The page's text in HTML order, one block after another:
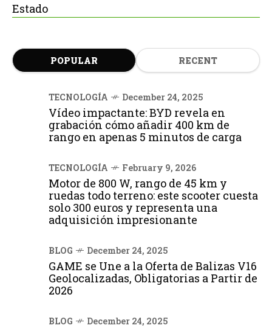
Estado
POPULAR RECENT
TECNOLOGÍA December 24, 2025
Vídeo impactante: BYD revela en
grabación cómo añadir 400 km de
rango en apenas 5 minutos de carga
TECNOLOGÍA February 9, 2026
Motor de 800 W, rango de 45 km y
ruedas todo terreno: este scooter cuesta
solo 300 euros y representa una
adquisición impresionante
BLOG December 24, 2025
GAME se Une a la Oferta de Balizas V16
Geolocalizadas, Obligatorias a Partir de
2026
BLOG December 24, 2025